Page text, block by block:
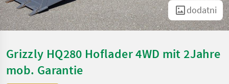
dodatni
Grizzly HQ280 Hoflader 4WD mit 2Jahre
mob. Garantie